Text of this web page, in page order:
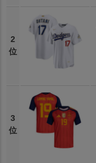
2
位
3
位